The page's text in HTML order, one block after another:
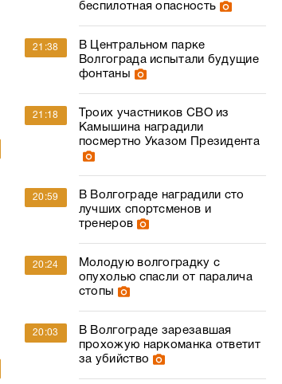
беспилотная опасность
21:38
В Центральном парке
Волгограда испытали будущие
фонтаны
21:18
Троих участников СВО из
Камышина наградили
посмертно Указом Президента
20:59
В Волгограде наградили сто
лучших спортсменов и
тренеров
20:24
Молодую волгоградку с
опухолью спасли от паралича
стопы
20:03
В Волгограде зарезавшая
прохожую наркоманка ответит
за убийство